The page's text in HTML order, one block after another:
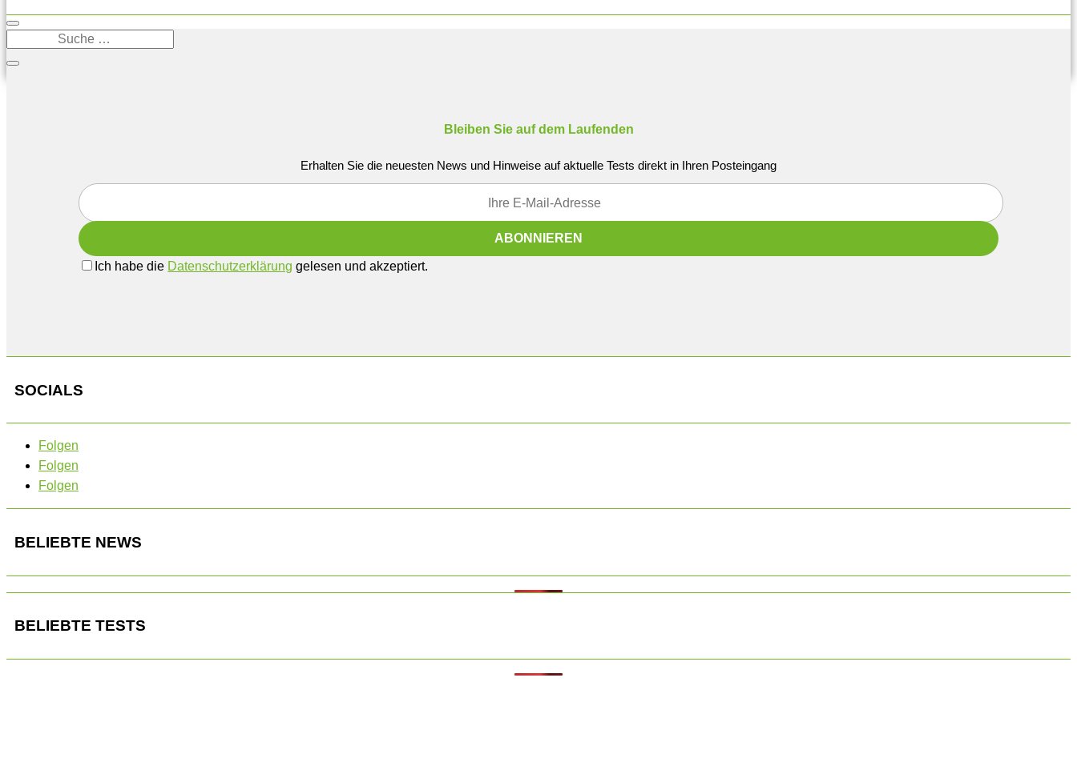
Bleiben Sie auf dem Laufenden
Erhalten Sie die neuesten News und Hinweise auf aktuelle Tests direkt in Ihren Posteingang
Ich habe die Datenschutzerklärung gelesen und akzeptiert.
SOCIALS
Folgen
Folgen
Folgen
BELIEBTE NEWS
BELIEBTE TESTS